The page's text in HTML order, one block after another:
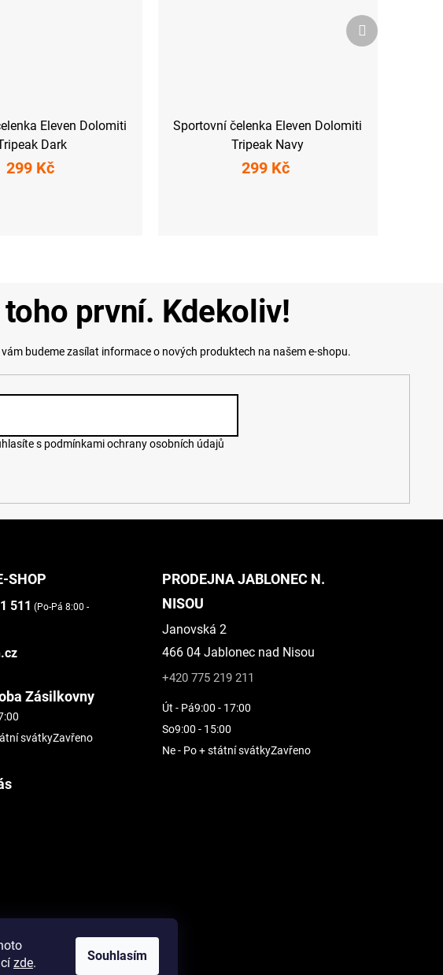
zde. Souhlasím
Eleven Dolomiti
Dark
299 Kč
Sportovní čelenka Eleven Dolomiti
Tripeak Navy
299 Kč
Další
produkt
první. Kdekoliv!
budeme zasílat informace o nových produktech na našem e-shopu.
s podmínkami ochrany osobních údajů
SHOP
511 (Po-Pá 8:00 -
Zásilkovny
svátkyZavřeno
PRODEJNA JABLONEC N.
NISOU
Janovská 2
466 04 Jablonec nad Nisou
+420 775 219 211
Út - Pá9:00 - 17:00
So9:00 - 15:00
Ne - Po + státní svátkyZavřeno